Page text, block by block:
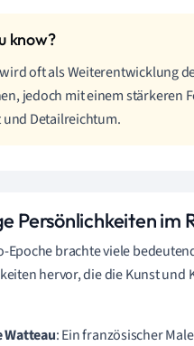
oft als Weiterentwicklung
jedoch mit einem stärkeren
Detailreichtum.
Persönlichkeiten im
Epoche brachte viele
hervor, die die Kunst und
Watteau: Ein französischer